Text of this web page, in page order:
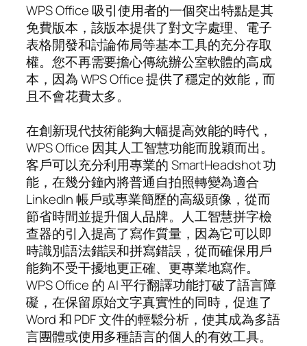
WPS Office 吸引使用者的一個突出特點是其
免費版本，該版本提供了對文字處理、電子
表格開發和討論佈局等基本工具的充分存取
權。您不再需要擔心傳統辦公室軟體的高成
本，因為 WPS Office 提供了穩定的效能，而
且不會花費太多。
在創新現代技術能夠大幅提高效能的時代，
WPS Office 因其人工智慧功能而脫穎而出。
客戶可以充分利用專業的 SmartHeadshot 功
能，在幾分鐘內將普通自拍照轉變為適合
LinkedIn 帳戶或專業簡歷的高級頭像，從而
節省時間並提升個人品牌。人工智慧拼字檢
查器的引入提高了寫作質量，因為它可以即
時識別語法錯誤和拼寫錯誤，從而確保用戶
能夠不受干擾地更正確、更專業地寫作。
WPS Office 的 AI 平行翻譯功能打破了語言障
礙，在保留原始文字真實性的同時，促進了
Word 和 PDF 文件的輕鬆分析，使其成為多語
言團體或使用多種語言的個人的有效工具。